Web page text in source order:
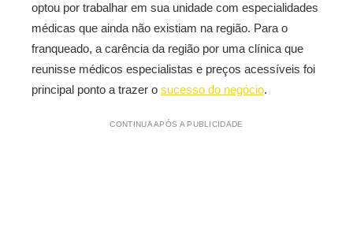
optou por trabalhar em sua unidade com especialidades
médicas que ainda não existiam na região. Para o
franqueado, a carência da região por uma clínica que
reunisse médicos especialistas e preços acessíveis foi
principal ponto a trazer o sucesso do negócio.
CONTINUA APÓS A PUBLICIDADE